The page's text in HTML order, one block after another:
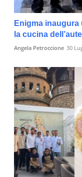
Enigma
la cucina
Angela Petroccione 30